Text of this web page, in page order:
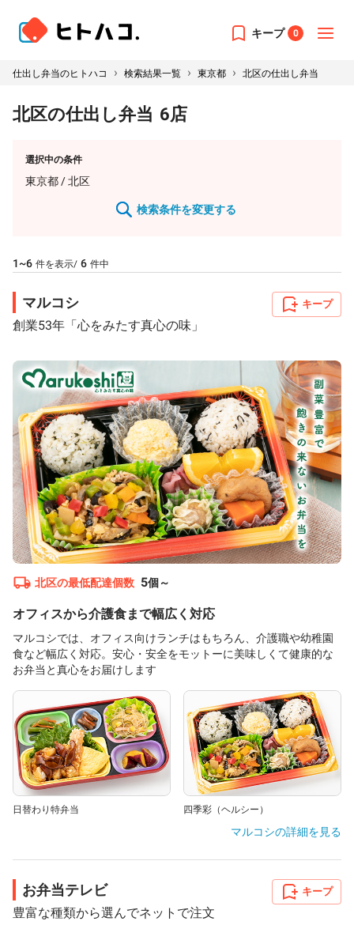
キープ 0
仕出し弁当のヒトハコ › 検索結果一覧 › 東京都 › 北区の仕出し弁当
北区の仕出し弁当 6店
選択中の条件
東京都 / 北区
検索条件を変更する
1~6 件を表示/ 6 件中
マルコシ
創業53年「心をみたす真心の味」
キープ
北区の最低配達個数 5個～
オフィスから介護食まで幅広く対応
マルコシでは、オフィス向けランチはもちろん、介護職や幼稚園
食など幅広く対応。安心・安全をモットーに美味しくて健康的な
お弁当と真心をお届けします
日替わり特弁当 四季彩（ヘルシー）
マルコシの詳細を見る
お弁当テレビ
豊富な種類から選んでネットで注文
キープ